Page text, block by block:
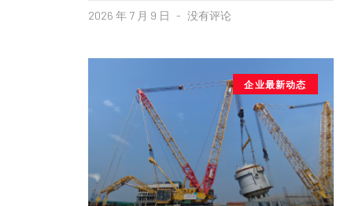
2026 年 7 月 9 日 没有评论
企业最新动态